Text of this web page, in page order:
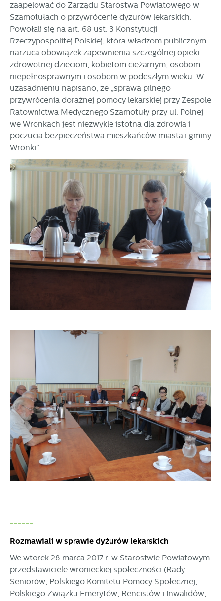
zaapelować do Zarządu Starostwa Powiatowego w
Szamotułach o przywrócenie dyżurów lekarskich.
Powołali się na art. 68 ust. 3 Konstytucji
Rzeczypospolitej Polskiej, która władzom publicznym
narzuca obowiązek zapewnienia szczególnej opieki
zdrowotnej dzieciom, kobietom ciężarnym, osobom
niepełnosprawnym i osobom w podeszłym wieku. W
uzasadnieniu napisano, że „sprawa pilnego
przywrócenia doraźnej pomocy lekarskiej przy Zespole
Ratownictwa Medycznego Szamotuły przy ul. Polnej
we Wronkach jest niezwykle istotna dla zdrowia i
poczucia bezpieczeństwa mieszkańców miasta i gminy
Wronki”.
------
Rozmawiali w sprawie dyżurów lekarskich
We wtorek 28 marca 2017 r. w Starostwie Powiatowym
przedstawiciele wronieckiej społeczności (Rady
Seniorów; Polskiego Komitetu Pomocy Społecznej;
Polskiego Związku Emerytów, Rencistów i Inwalidów,